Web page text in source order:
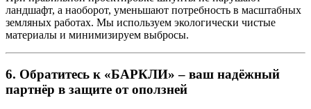
ландшафт, а наоборот, уменьшают потребность в масштабных
земляных работах. Мы используем экологически чистые
материалы и минимизируем выбросы.
6. Обратитесь к «БАРКЛИ» – ваш надёжный
партнёр в защите от оползней